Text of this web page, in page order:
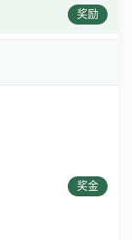
奖励
奖金